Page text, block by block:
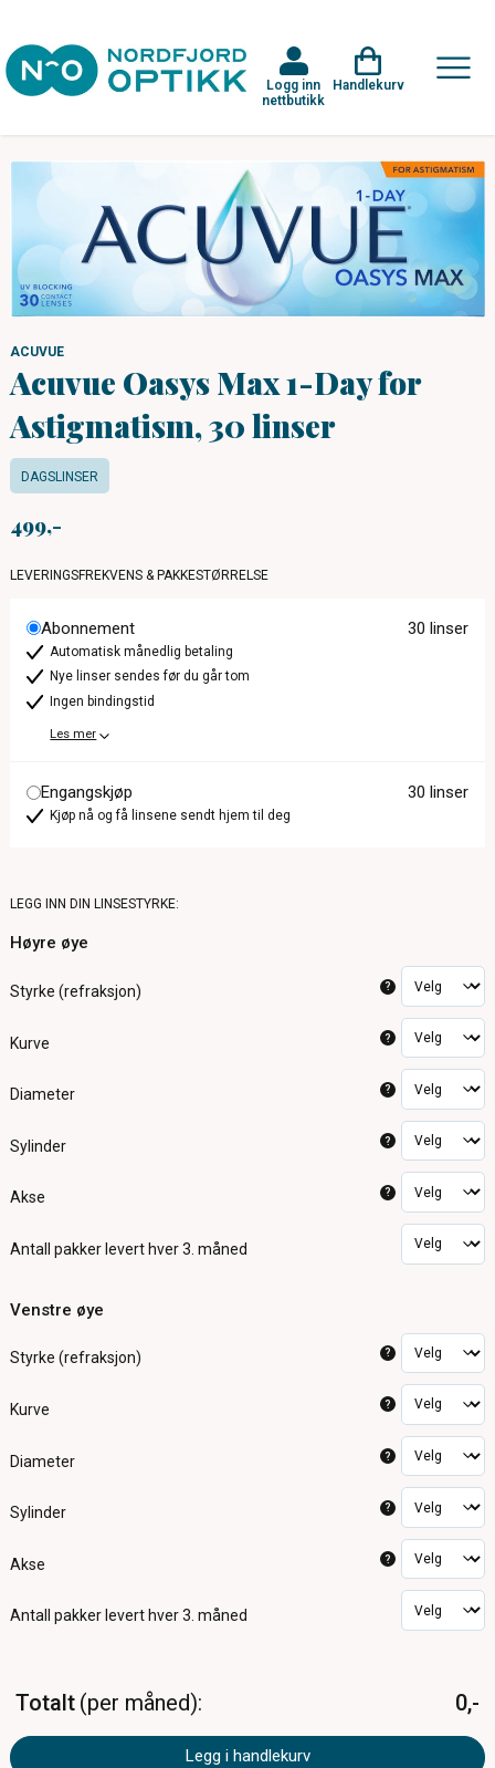
Logg inn
nettbutikk
Handlekurv
ACUVUE
Acuvue Oasys Max 1-Day for
Astigmatism, 30 linser
DAGSLINSER
499
LEVERINGSFREKVENS & PAKKESTØRRELSE
Abonnement 30 linser
Automatisk månedlig betaling
Nye linser sendes før du går tom
Ingen bindingstid
Les mer
Engangskjøp 30 linser
Kjøp nå og få linsene sendt hjem til deg
LEGG INN DIN LINSESTYRKE:
Høyre øye
Styrke (refraksjon) ?
Kurve ?
Diameter ?
Sylinder ?
Akse ?
Antall pakker levert hver 3. måned
Venstre øye
Styrke (refraksjon) ?
Kurve ?
Diameter ?
Sylinder ?
Akse ?
Antall pakker levert hver 3. måned
Totalt per måned 0,-
Legg i handlekurv